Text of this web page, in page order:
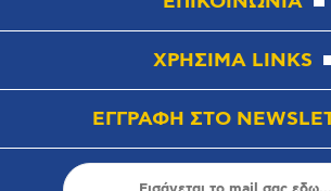
ΧΡΗΣΙΜΑ LINKS
ΕΓΓΡΑΦΗ ΣΤΟ